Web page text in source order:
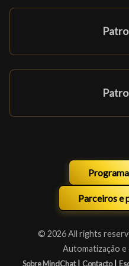
Parceiros e
© 2026 All rights
Automatização
Sobre MindChat | Contacto |